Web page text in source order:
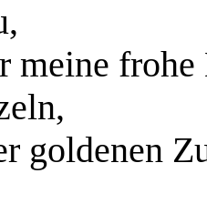
meine frohe
goldenen